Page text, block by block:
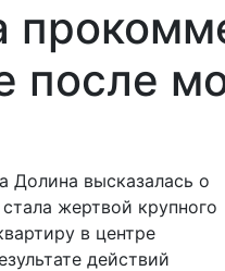
после
Долина высказалась о
жертвой крупного
в центре
действий